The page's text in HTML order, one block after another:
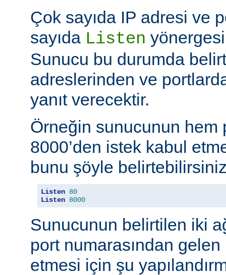
Çok sayıda IP adresi ve
sayıda Listen
Sunucu bu durumda
adreslerinden ve
yanıt verecektir.
Örneğin sunucunun hem
8000’den istek kabul
bunu şöyle
Listen 80
Listen 8000
Sunucunun belirtilen iki
port numarasından gelen
etmesi için şu